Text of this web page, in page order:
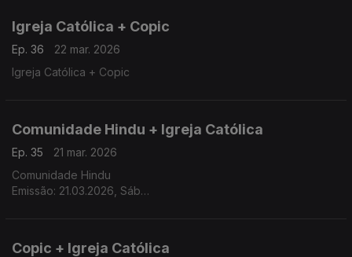
Igreja Católica + Copic
Ep. 36
22 mar. 2026
Igreja Católica + Copic
Comunidade Hindu + Igreja Católica
Ep. 35
21 mar. 2026
Comunidade Hindu
Emissão: 21.03.2026, Sáb
Copic + Igreja Católica